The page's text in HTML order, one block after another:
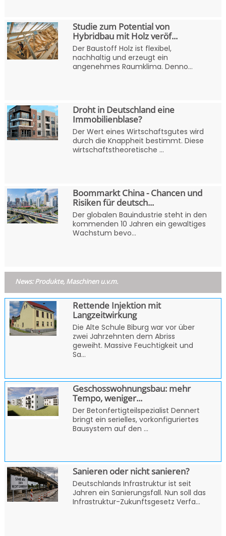
Studie zum Potential von
Hybridbau mit Holz veröf...
Der Baustoff Holz ist flexibel,
nachhaltig und erzeugt ein
angenehmes Raumklima. Denno...
Droht in Deutschland eine
Immobilienblase?
Der Wert eines Wirtschaftsgutes wird
durch die Knappheit bestimmt. Diese
wirtschaftstheoretische ...
Boommarkt China - Chancen und
Risiken für deutsch...
Der globalen Bauindustrie steht in den
kommenden 10 Jahren ein gewaltiges
Wachstum bevo...
News: Produkte, Maschinen u.v.m.
Rettende Injektion mit
Langzeitwirkung
Die Alte Schule Biburg war vor über
zwei Jahrzehnten dem Abriss
geweiht. Massive Feuchtigkeit und
Sa...
Geschosswohnungsbau: mehr
Tempo, weniger...
Der Betonfertigteilspezialist Dennert
bringt ein serielles, vorkonfiguriertes
Bausystem auf den ...
Sanieren oder nicht sanieren?
Deutschlands Infrastruktur ist seit
Jahren ein Sanierungsfall. Nun soll das
Infrastruktur-Zukunftsgesetz Verfa...